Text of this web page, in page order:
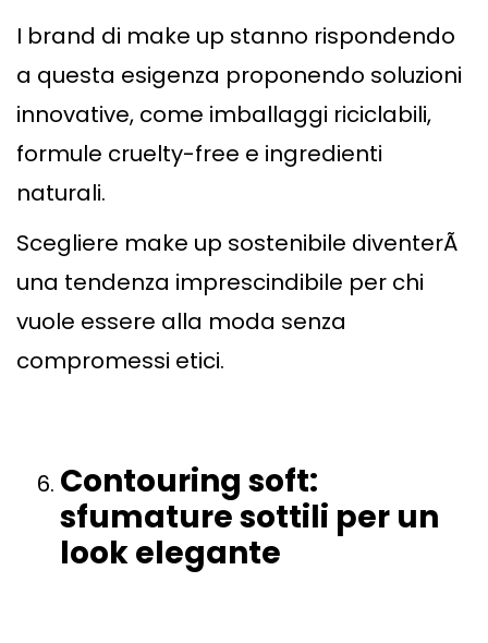
I brand di make up stanno rispondendo
a questa esigenza proponendo soluzioni
innovative, come imballaggi riciclabili,
formule cruelty-free e ingredienti
naturali.
Scegliere make up sostenibile diventerÃ
una tendenza imprescindibile per chi
vuole essere alla moda senza
compromessi etici.
Contouring soft:
sfumature sottili per un
look elegante